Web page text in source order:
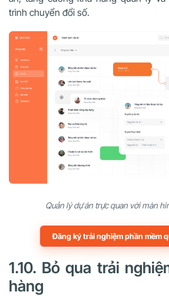
trình chuyển đổi số.
Quản lý dự án trực quan với màn
Đăng ký trải nghiệm phần mềm
1.10. Bỏ qua trải
hàng